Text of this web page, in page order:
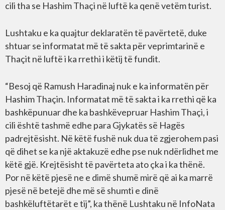
cili tha se Hashim Thaçi në luftë ka qenë vetëm turist.
Lushtaku e ka quajtur deklaratën të pavërtetë, duke
shtuar se informatat më të sakta për veprimtarinë e
Thaçit në luftë i ka rrethi i këtij të fundit.
“Besoj që Ramush Haradinaj nuk e ka informatën për
Hashim Thaçin. Informatat më të sakta i ka rrethi që ka
bashkëpunuar dhe ka bashkëvepruar Hashim Thaçi, i
cili është tashmë edhe para Gjykatës së Hagës
padrejtësisht. Në këtë fushë nuk dua të zgjerohem pasi
që dihet se ka një aktakuzë edhe pse nuk ndërlidhet me
këtë gjë. Krejtësisht të pavërteta ato çka i ka thënë.
Por në këtë pjesë ne e dimë shumë mirë që ai ka marrë
pjesë në betejë dhe më së shumti e dinë
bashkëluftëtarët e tij”, ka thënë Lushtaku në InfoNata